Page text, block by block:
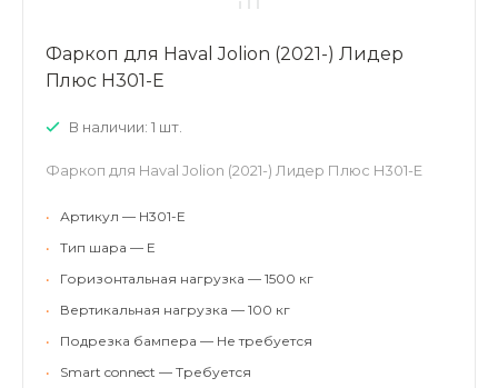
Фаркоп для Haval Jolion (2021-) Лидер
Плюс H301-E
В наличии: 1 шт.
Фаркоп для Haval Jolion (2021-) Лидер Плюс H301-E
•
Артикул — H301-E
•
Тип шара — E
•
Горизонтальная нагрузка — 1500 кг
•
Вертикальная нагрузка — 100 кг
•
Подрезка бампера — Не требуется
•
Smart connect — Требуется